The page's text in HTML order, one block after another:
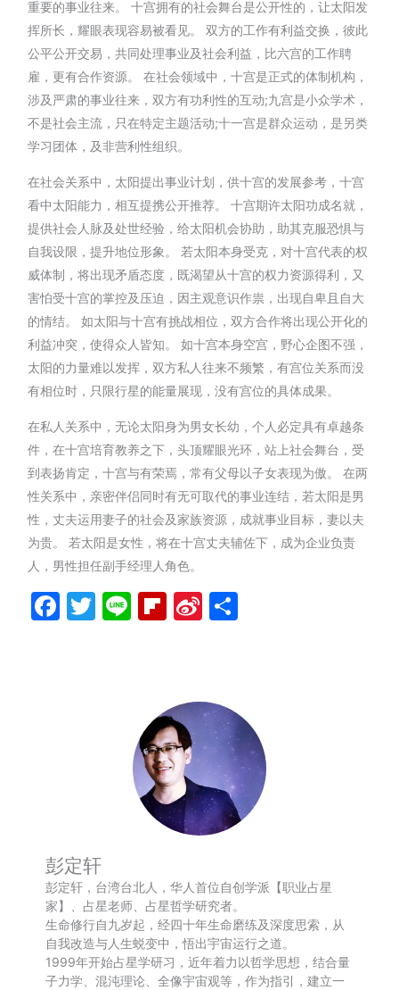
重要的事业往来。 十宫拥有的社会舞台是公开性的，让太阳发
挥所长，耀眼表现容易被看见。 双方的工作有利益交换，彼此
公平公开交易，共同处理事业及社会利益，比六宫的工作聘
雇，更有合作资源。 在社会领域中，十宫是正式的体制机构，
涉及严肃的事业往来，双方有功利性的互动;九宫是小众学术，
不是社会主流，只在特定主题活动;十一宫是群众运动，是另类
学习团体，及非营利性组织。
在社会关系中，太阳提出事业计划，供十宫的发展参考，十宫
看中太阳能力，相互提携公开推荐。 十宫期许太阳功成名就，
提供社会人脉及处世经验，给太阳机会协助，助其克服恐惧与
自我设限，提升地位形象。 若太阳本身受克，对十宫代表的权
威体制，将出现矛盾态度，既渴望从十宫的权力资源得利，又
害怕受十宫的掌控及压迫，因主观意识作祟，出现自卑且自大
的情结。 如太阳与十宫有挑战相位，双方合作将出现公开化的
利益冲突，使得众人皆知。 如十宫本身空宫，野心企图不强，
太阳的力量难以发挥，双方私人往来不频繁，有宫位关系而没
有相位时，只限行星的能量展现，没有宫位的具体成果。
在私人关系中，无论太阳身为男女长幼，个人必定具有卓越条
件，在十宫培育教养之下，头顶耀眼光环，站上社会舞台，受
到表扬肯定，十宫与有荣焉，常有父母以子女表现为傲。 在两
性关系中，亲密伴侣同时有无可取代的事业连结，若太阳是男
性，丈夫运用妻子的社会及家族资源，成就事业目标，妻以夫
为贵。 若太阳是女性，将在十宫丈夫辅佐下，成为企业负责
人，男性担任副手经理人角色。
Facebook
Twitter
LineFlipboard
Sina
彭定轩
彭定轩，台湾台北人，华人首位自创学派【职业占星
家】、占星老师、占星哲学研究者。
生命修行自九岁起，经四十年生命磨练及深度思索，从
自我改造与人生蜕变中，悟出宇宙运行之道。
1999年开始占星学研习，近年着力以哲学思想，结合量
子力学、混沌理论、全像宇宙观等，作为指引，建立一